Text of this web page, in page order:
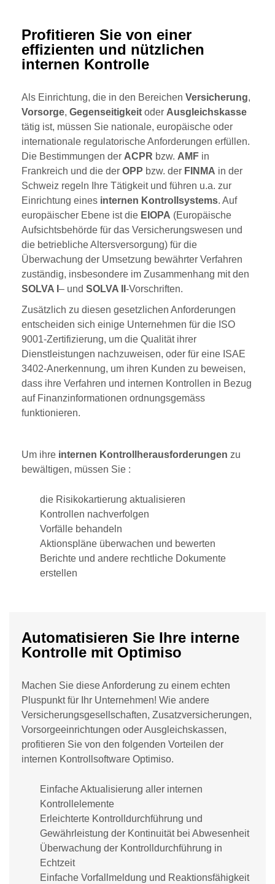
Profitieren Sie von einer
effizienten und nützlichen
internen Kontrolle
Als Einrichtung, die in den Bereichen Versicherung,
Vorsorge, Gegenseitigkeit oder Ausgleichskasse
tätig ist, müssen Sie nationale, europäische oder
internationale regulatorische Anforderungen erfüllen.
Die Bestimmungen der ACPR bzw. AMF in
Frankreich und die der OPP bzw. der FINMA in der
Schweiz regeln Ihre Tätigkeit und führen u.a. zur
Einrichtung eines internen Kontrollsystems. Auf
europäischer Ebene ist die EIOPA (Europäische
Aufsichtsbehörde für das Versicherungswesen und
die betriebliche Altersversorgung) für die
Überwachung der Umsetzung bewährter Verfahren
zuständig, insbesondere im Zusammenhang mit den
SOLVA I – und SOLVA II -Vorschriften.
Zusätzlich zu diesen gesetzlichen Anforderungen
entscheiden sich einige Unternehmen für die ISO
9001-Zertifizierung, um die Qualität ihrer
Dienstleistungen nachzuweisen, oder für eine ISAE
3402-Anerkennung, um ihren Kunden zu beweisen,
dass ihre Verfahren und internen Kontrollen in Bezug
auf Finanzinformationen ordnungsgemäss
funktionieren.
Um ihre internen Kontrollherausforderungen zu
bewältigen, müssen Sie :
die Risikokartierung aktualisieren
Kontrollen nachverfolgen
Vorfälle behandeln
Aktionspläne überwachen und bewerten
Berichte und andere rechtliche Dokumente
erstellen
Automatisieren Sie Ihre interne
Kontrolle mit Optimiso
Machen Sie diese Anforderung zu einem echten
Pluspunkt für Ihr Unternehmen! Wie andere
Versicherungsgesellschaften, Zusatzversicherungen,
Vorsorgeeinrichtungen oder Ausgleichskassen,
profitieren Sie von den folgenden Vorteilen der
internen Kontrollsoftware Optimiso.
Einfache Aktualisierung aller internen
Kontrollelemente
Erleichterte Kontrolldurchführung und
Gewährleistung der Kontinuität bei Abwesenheit
Überwachung der Kontrolldurchführung in
Echtzeit
Einfache Vorfallmeldung und Reaktionsfähigkeit